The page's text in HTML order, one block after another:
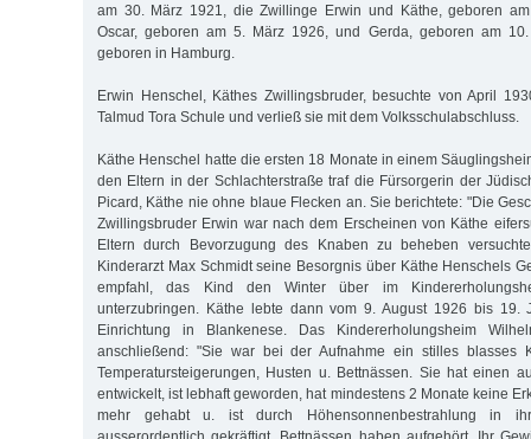
am 30. März 1921, die Zwillinge Erwin und Käthe, geboren
Oscar, geboren am 5. März 1926, und Gerda, geboren am
geboren in Hamburg.
Erwin Henschel, Käthes Zwillingsbruder, besuchte von April
Talmud Tora Schule und verließ sie mit dem Volksschulabschluss.
Käthe Henschel hatte die ersten 18 Monate in einem
den Eltern in der Schlachterstraße traf die Fürsorgerin der
Picard, Käthe nie ohne blaue Flecken an. Sie berichtete: "Die
Zwillingsbruder Erwin war nach dem Erscheinen von Käthe
Eltern durch Bevorzugung des Knaben zu beheben
Kinderarzt Max Schmidt seine Besorgnis über Käthe Henschels
empfahl, das Kind den Winter über im
unterzubringen. Käthe lebte dann vom 9. August 1926 bis 19.
Einrichtung in Blankenese. Das Kindererholungsheim
anschließend: "Sie war bei der Aufnahme ein stilles blasses
Temperatursteigerungen, Husten u. Bettnässen. Sie hat einen
entwickelt, ist lebhaft geworden, hat mindestens 2 Monate keine
mehr gehabt u. ist durch Höhensonnenbestrahlung in